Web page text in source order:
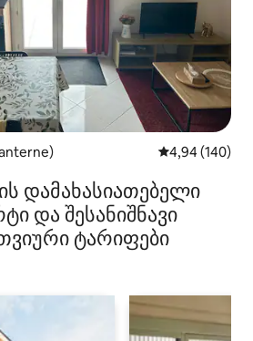
საშუალო
4,94 (140)
დამახასიათებელი
და შესანიშნავი
ტარიფები